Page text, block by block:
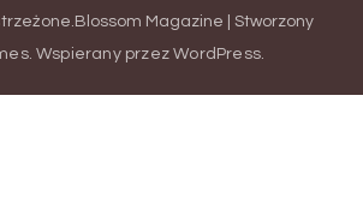
Blossom Magazine | Stworzony
. Wspierany przezWordPress.